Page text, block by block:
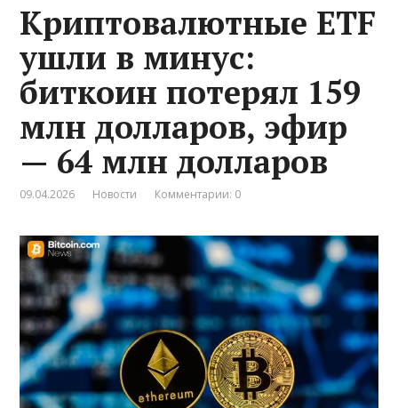
Криптовалютные ETF
ушли в минус:
биткоин потерял 159
млн долларов, эфир
— 64 млн долларов
09.04.2026 Новости Комментарии: 0